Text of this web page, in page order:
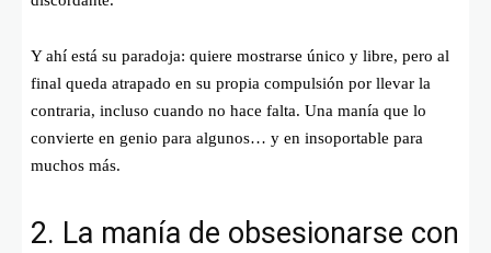
Y ahí está su paradoja: quiere mostrarse único y libre, pero al
final queda atrapado en su propia compulsión por llevar la
contraria, incluso cuando no hace falta. Una manía que lo
convierte en genio para algunos… y en insoportable para
muchos más.
2. La manía de obsesionarse con